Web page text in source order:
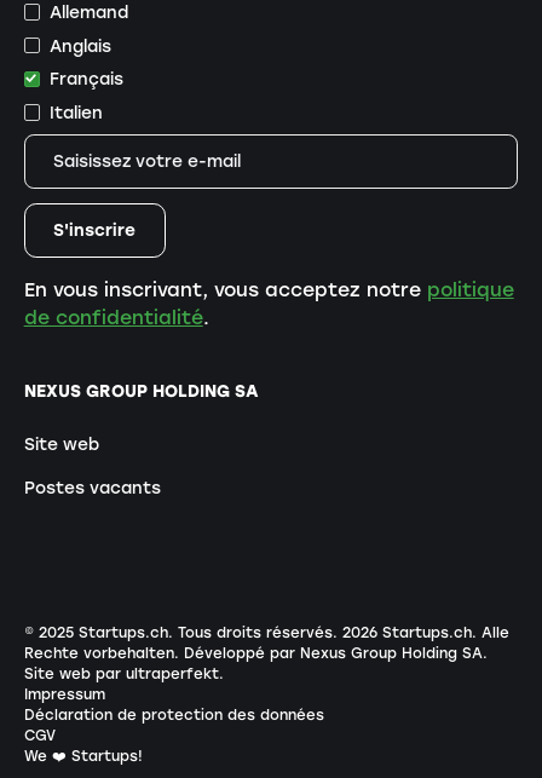
NEXUS GROUP HOLDING SA
Site web
Postes vacants
Allemand
Anglais
Français
Italien
En vous inscrivant, vous acceptez notre politique
de confidentialité.
© 2025 Startups.ch. Tous droits réservés. 2026Startups.ch. Alle
Rechte vorbehalten. Développé par Nexus Group Holding SA.
Site web par ultraperfekt.
Impressum
Déclaration de protection des données
CGV
We ❤️ Startups!